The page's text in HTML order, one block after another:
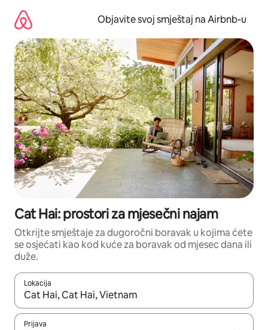
sadržaj
Objavite svoj smještaj na Airbnb-u
Cat Hai: prostori za mjesečni najam
Otkrijte smještaje za dugoročni boravak u kojima ćete
se osjećati kao kod kuće za boravak od mjesec dana ili
duže.
Lokacija
Kad su rezultati dostupni, možete da se krećete kroz njih
Prijava